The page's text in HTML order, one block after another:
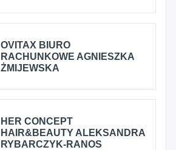
OVITAX BIURO
RACHUNKOWE AGNIESZKA
ŻMIJEWSKA
HER CONCEPT
HAIR&BEAUTY ALEKSANDRA
RYBARCZYK-RANOS